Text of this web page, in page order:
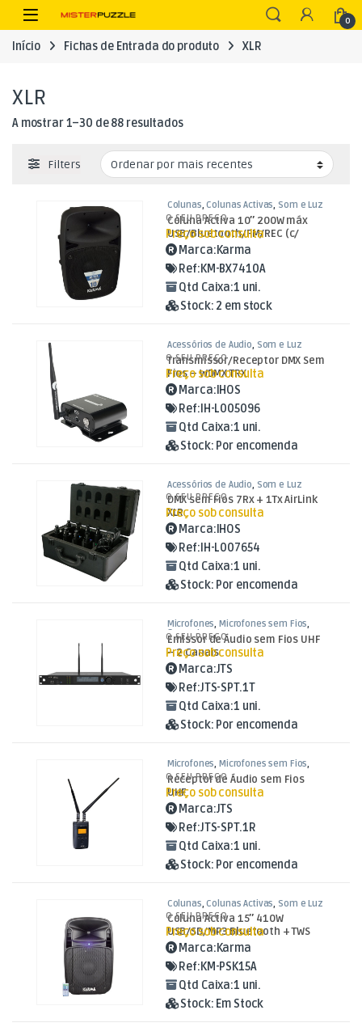
Skip to navigation
Skip to content
Open 0
Início Fichas de Entrada do produto XLR
XLR
A mostrar 1–30 de 88 resultadosOrdenado por mais recentes
Filters
Colunas,Colunas Activas, Som e Luz
Coluna Activa 10″ 200W máx
USB/Bluetooth/FM/REC (c/
Speakon)
O SEU PREÇO
Preço sob consulta
Marca:Karma
Ref:KM-BX7410A
Qtd Caixa:1 uni.
Stock: 2 em stock
Acessórios de Áudio, Som e Luz
Transmissor/Receptor DMX Sem
Fios – WDMX TRX
O SEU PREÇO
Preço sob consulta
Marca: IHOS
Ref: IH-L005096
Qtd Caixa:1 uni.
Stock: Por encomenda
Acessórios de Áudio, Som e Luz
DMX sem Fios 7Rx + 1Tx AirLink
XLR
O SEU PREÇO
Preço sob consulta
Marca: IHOS
Ref: IH-L007654
Qtd Caixa:1 uni.
Stock: Por encomenda
Microfones, Microfones sem Fios,
Som e Luz
Emissor de Áudio sem Fios UHF
– 2 Canais
O SEU PREÇO
Preço sob consulta
Marca:JTS
Ref:JTS-SPT.1T
Qtd Caixa:1 uni.
Stock: Por encomenda
Microfones, Microfones sem Fios,
Som e Luz
Receptor de Áudio sem Fios
UHF
O SEU PREÇO
Preço sob consulta
Marca:JTS
Ref:JTS-SPT.1R
Qtd Caixa:1 uni.
Stock: Por encomenda
Colunas ,Colunas Activas Som e Luz
Coluna Activa 15″ 410W
USB/SD/MP3 Bluetooth + TWS
O SEU PREÇO
Preço sob consulta
Marca:Karma
Ref:KM-PSK15A
Qtd Caixa:1 uni.
Stock: Em Stock